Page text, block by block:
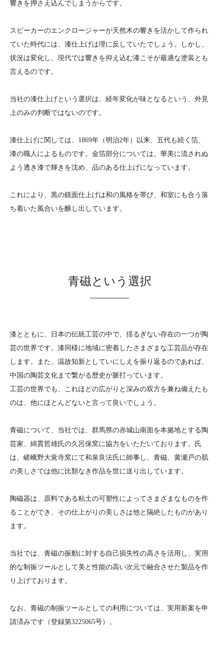
響きを押さえ込んでしまうからです。
スピーカーのエンクロージャーが天然木の響きを活かして作られ
ていた時代には、漆仕上げは理に反していたでしょう。しかし、
状況は変化し、現代では響きを抑え込む漆こそが最適な塗装とも
言えるのです。​​​​​​​
当社の漆仕上げという選択は、経年変化が味となるという、外見
上のみの判断ではないのです。
漆仕上げに関しては、1869年（明治2年）以来、五代も続く箔、
漆の職人によるものです。金箔部分については、華美に流されぬ
よう透き漆で輝きを沈め、品のある仕上げになっています。
これにより、黒の鏡面仕上げは和の風格を帯び、和室にも合う落
ち着いた風合いを醸し出しています。
青磁という選択
漆とともに、日本の伝統工芸の中で、揺るぎない存在の一つが陶
芸の世界です。漆同様に地域に密着したさまざまな工芸品が存在
します。また、温故知新としていにしえを振り返るのであれば、
中国の陶芸文化まで繋がる歴史が脈打っています。
工芸の世界でも、これほどの広がりと深みの双方を兼ね備えたも
のは、他にほとんどないと言って良いでしょう。
青磁について、当社では、群馬県の赤城山南面を本拠地とする陶
芸家、綿貫哲雄氏の久呂保窯に協力をいただいております。氏
は、嵯峨野大覚寺窯にて和泉良法氏に師事し、青磁、黄瀬戸の肌
の美しさでは他に比類なき作品を世に送り出しています。
陶磁器は、原料である粘土の可塑性によってさまざまなものを作
ることができ、その仕上がりの美しさは他と隔絶したものがあり
ます。​​​​​​​
当社では、青磁の振動に対する自己損失性の高さを活用し、実用
的な制振ツールとして美と性能の高い次元で融合させた製品を作
り上げております。
なお、青磁の制振ツールとしての利用については、実用新案を申
請済みです（登録第3225065号）。